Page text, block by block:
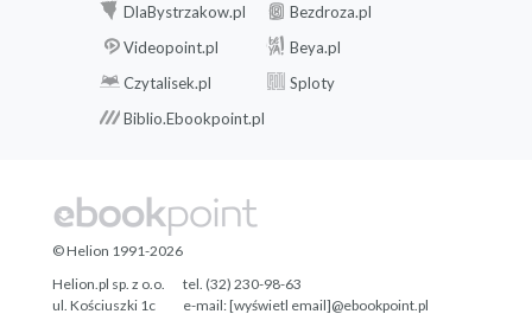
DlaBystrzakow.pl
Bezdroza.pl
Videopoint.pl
Beya.pl
Czytalisek.pl
Sploty
Biblio.Ebookpoint.pl
© Helion 1991-2026
Helion.pl sp. z o.o.
ul. Kościuszki 1c
tel. (32) 230-98-63
e-mail:[wyświetl email]@ebookpoint.pl